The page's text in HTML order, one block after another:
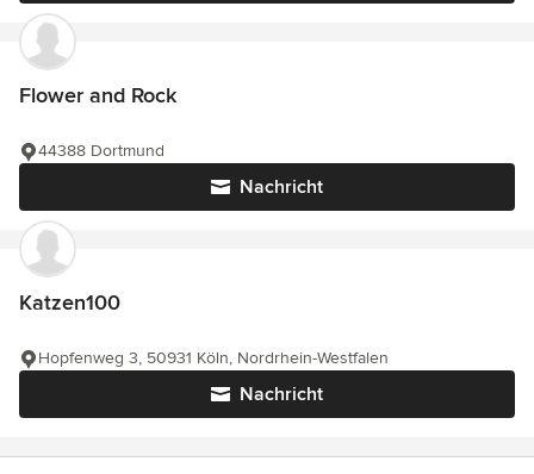
Flower and Rock
Nachricht
44388 Dortmund
Katzen100
Nachricht
Hopfenweg 3, 50931 Köln, Nordrhein-Westfalen